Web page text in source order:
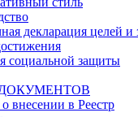
декларация целей и
социальной защиты
внесении в Реестр